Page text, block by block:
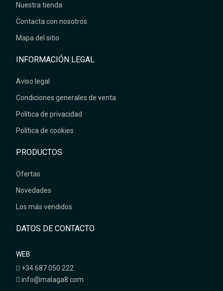
Nuestra tienda
Contacta con nosotros
Mapa del sitio
INFORMACIÓN LEGAL
Aviso legal
Condiciones generales de venta
Política de privacidad
Política de cookies
PRODUCTOS
Ofertas
Novedades
Los más vendidos
DATOS DE CONTACTO
WEB
+34 687 050 222
info@malaga8.com